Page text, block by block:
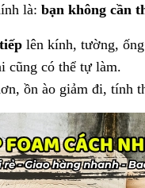
là: bạn không cần
lên kính, tường,
cũng có thể tự làm.
ồn ào giảm đi, tính